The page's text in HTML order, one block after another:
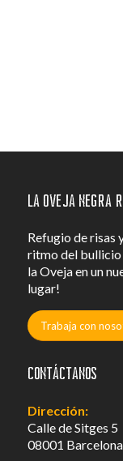
La Oveja Negra
Refugio de risas
ritmo del bullicio
la Oveja en un
lugar!
Trabaja con
Contáctanos
Dirección:
Calle de Sitges 5
08001 Barcelona